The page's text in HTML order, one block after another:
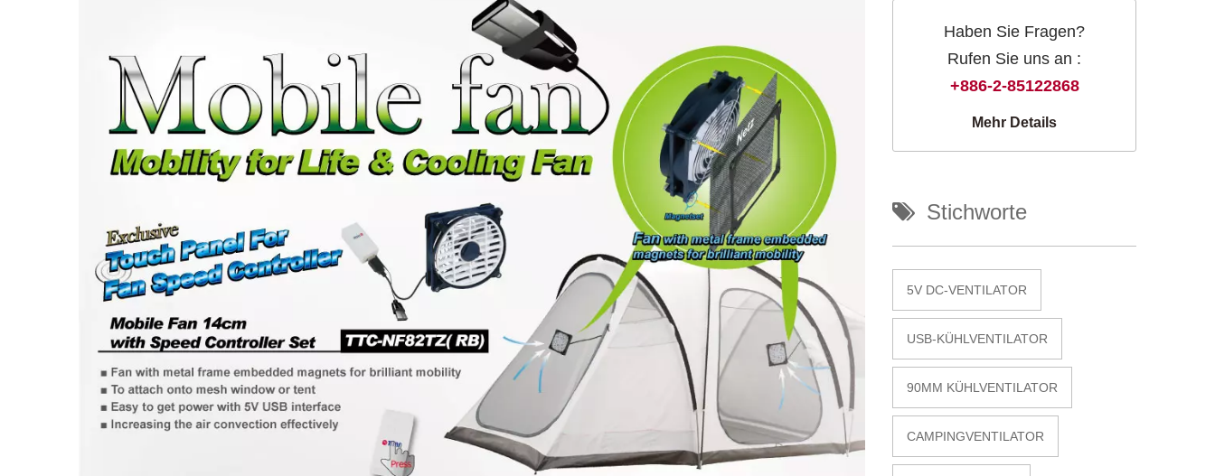
Haben Sie Fragen?
Rufen Sie uns an :
+886-2-85122868
Mehr Details
Stichworte
5V DC-VENTILATOR
USB-KÜHLVENTILATOR
90MM KÜHLVENTILATOR
CAMPINGVENTILATOR